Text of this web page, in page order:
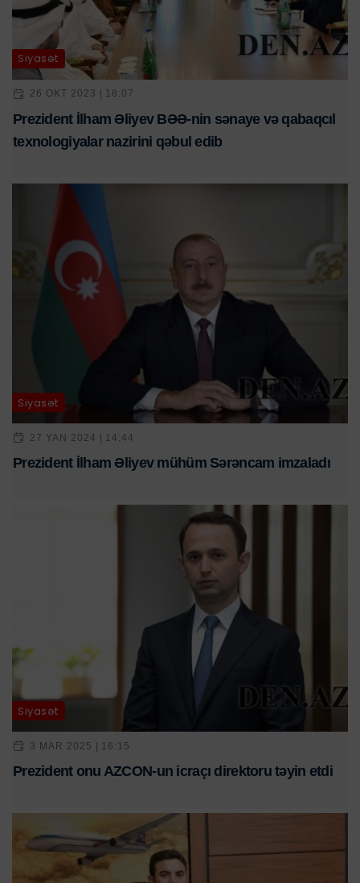
Siyasət
26 OKT 2023 | 18:07
Prezident İlham Əliyev BƏƏ-nin sənaye və qabaqcıl
texnologiyalar nazirini qəbul edib
Siyasət
27 YAN 2024 | 14:44
Prezident İlham Əliyev mühüm Sərəncam imzaladı
Siyasət
3 MAR 2025 | 16:15
Prezident onu AZCON-un icraçı direktoru təyin etdi